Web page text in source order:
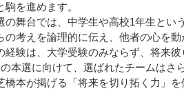
駒を進めます。
の舞台では、中学生や高校1年生とい
の考えを論理的に伝え、他者の心を動
経験は、大学受験のみならず、将来
本選に向けて、選ばれたチームはさ
橋本が掲げる「将来を切り拓く力」